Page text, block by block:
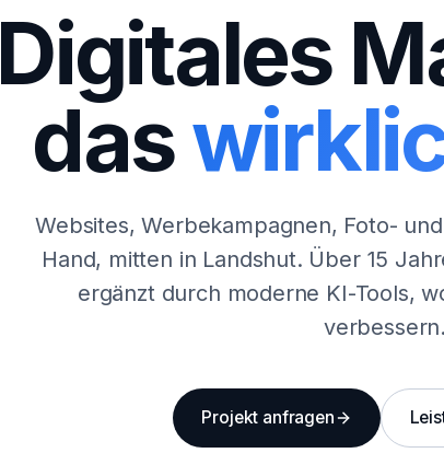
Digitales
das
Websites, Werbekampagnen, Foto-
Hand, mitten in Landshut. Über 15
ergänzt durch moderne KI-Tools,
verbessern.
Projekt anfragen